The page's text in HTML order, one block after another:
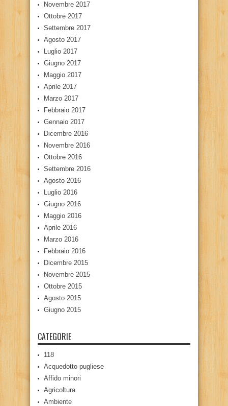
Novembre 2017
Ottobre 2017
Settembre 2017
Agosto 2017
Luglio 2017
Giugno 2017
Maggio 2017
Aprile 2017
Marzo 2017
Febbraio 2017
Gennaio 2017
Dicembre 2016
Novembre 2016
Ottobre 2016
Settembre 2016
Agosto 2016
Luglio 2016
Giugno 2016
Maggio 2016
Aprile 2016
Marzo 2016
Febbraio 2016
Dicembre 2015
Novembre 2015
Ottobre 2015
Agosto 2015
Giugno 2015
CATEGORIE
118
Acquedotto pugliese
Affido minori
Agricoltura
Ambiente